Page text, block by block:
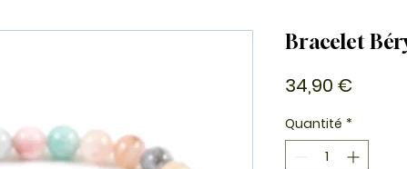
Bracelet
34,90 €
Quantité *